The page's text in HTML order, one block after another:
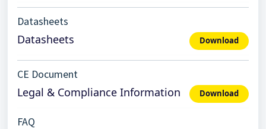
Datasheets
Datasheets Download
CE Document
Legal & Compliance Information Download
FAQ